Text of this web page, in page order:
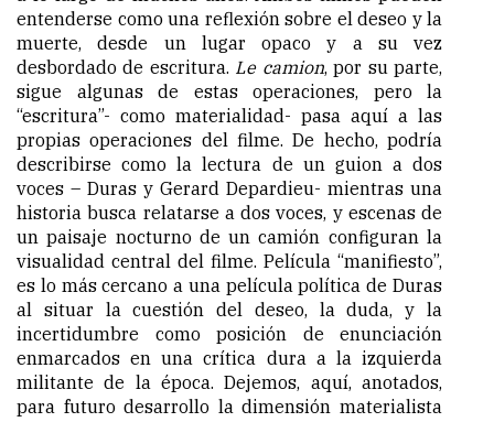
entenderse como una reflexión sobre el deseo y la
muerte, desde un lugar opaco y a su vez
desbordado de escritura. Le camion, por su parte,
sigue algunas de estas operaciones, pero la
“escritura”- como materialidad- pasa aquí a las
propias operaciones del filme. De hecho, podría
describirse como la lectura de un guion a dos
voces – Duras y Gerard Depardieu- mientras una
historia busca relatarse a dos voces, y escenas de
un paisaje nocturno de un camión configuran la
visualidad central del filme. Película “manifiesto”,
es lo más cercano a una película política de Duras
al situar la cuestión del deseo, la duda, y la
incertidumbre como posición de enunciación
enmarcados en una crítica dura a la izquierda
militante de la época. Dejemos, aquí, anotados,
para futuro desarrollo la dimensión materialista